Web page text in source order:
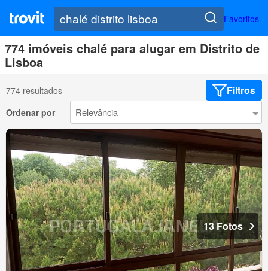
Favoritos
774 imóveis chalé para alugar em Distrito de
Lisboa
774 resultados Filtros
Ordenar por
13 Fotos